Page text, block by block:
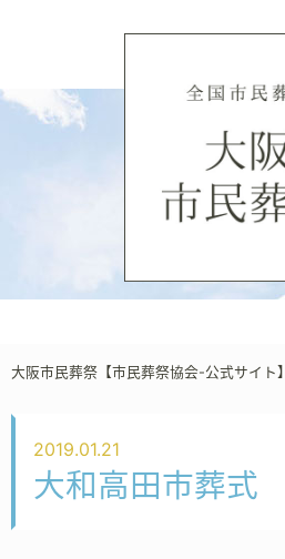
大阪市民葬祭【市民葬祭協会-公式サイト】
2019.01.21
大和高田市葬式